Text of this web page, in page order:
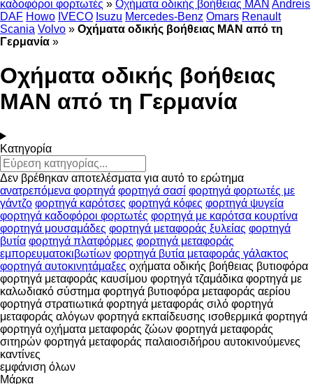
καδοφόροι φορτωτές » Οχήματα οδικής βοήθειας MAN Andreis
DAF Howo IVECO Isuzu Mercedes-Benz Omars Renault
Scania Volvo » Οχήματα οδικής βοήθειας MAN από τη
Γερμανία »
Οχήματα οδικής βοήθειας
MAN από τη Γερμανία
Κατηγορία
Δεν βρέθηκαν αποτελέσματα για αυτό το ερώτημα
ανατρεπόμενα φορτηγά φορτηγά σασί φορτηγά φορτωτές με
γάντζο φορτηγά καρότσες φορτηγά κόφες φορτηγά ψυγεία
φορτηγά καδοφόροι φορτωτές φορτηγά με καρότσα κουρτίνα
φορτηγά μουσαμάδες φορτηγά μεταφοράς ξυλείας φορτηγά
βυτία φορτηγά πλατφόρμες φορτηγά μεταφοράς
εμπορευματοκιβωτίων φορτηγά βυτία μεταφοράς γάλακτος
φορτηγά αυτοκινητάμαξες οχήματα οδικής βοήθειας βυτιοφόρα
φορτηγά μεταφοράς καυσίμου φορτηγά τζαμάδικα φορτηγά με
καλωδιακό σύστημα φορτηγά βυτιοφόρα μεταφοράς αερίου
φορτηγά στρατιωτικά φορτηγά μεταφοράς σιλό φορτηγά
μεταφοράς αλόγων φορτηγά εκπαίδευσης ισοθερμικά φορτηγά
φορτηγά οχήματα μεταφοράς ζώων φορτηγά μεταφοράς
σιτηρών φορτηγά μεταφοράς παλαιοσιδήρου αυτοκινούμενες
καντίνες
εμφάνιση όλων
Μάρκα